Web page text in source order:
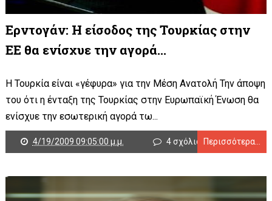
Ερντογάν: Η είσοδος της Τουρκίας στην
ΕΕ θα ενίσχυε την αγορά...
Η Τουρκία είναι «γέφυρα» για την Μέση Ανατολή Την άποψη
του ότι η ένταξη της Τουρκίας στην Ευρωπαϊκή Ένωση θα
ενίσχυε την εσωτερική αγορά τω...
4/19/2009 09:05:00 μ.μ. 4 σχόλια Περισσότερα...